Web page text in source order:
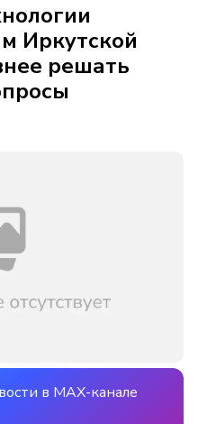
Иркутской
решать
в MAX-канале